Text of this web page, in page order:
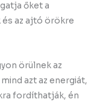
őket a
az ajtó örökre
örülnek az
azt az energiát,
fordíthatják, én